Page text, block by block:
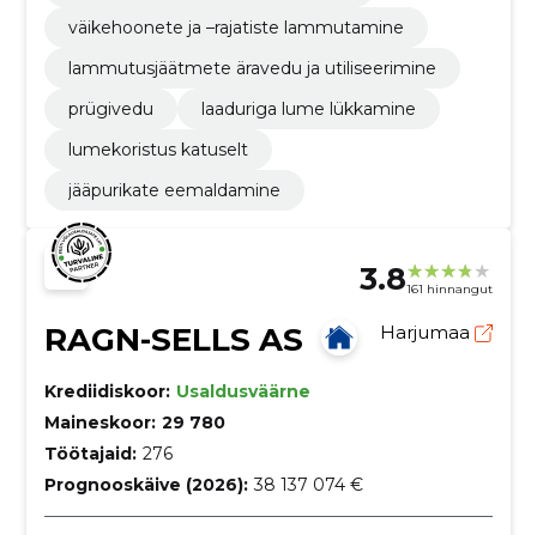
väikehoonete ja –rajatiste lammutamine
lammutusjäätmete äravedu ja utiliseerimine
prügivedu
laaduriga lume lükkamine
lumekoristus katuselt
jääpurikate eemaldamine
3.8161 hinnangut
RAGN-SELLS AS Harjumaa
Krediidiskoor: Usaldusväärne
Maineskoor: 29 780
Töötajaid: 276
Prognooskäive (2026): 38 137 074 €